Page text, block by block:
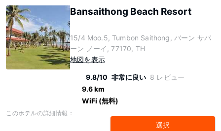
Bansaithong Beach Resort
15/4 Moo.5, Tumbon Saithong, バーン サパ
ーン ノーイ, 77170, TH
地図を表示
9.8/10 非常に良い 8 レビュー
9.6 km
WiFi (無料)
このホテルの詳細情報：
選択